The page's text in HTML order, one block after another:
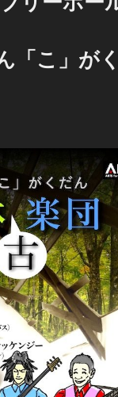
「こ」が